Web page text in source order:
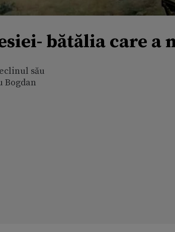
bătălia care a
său
Bogdan